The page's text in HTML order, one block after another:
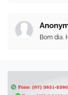
Bom dia.